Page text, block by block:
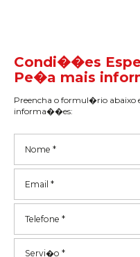
Condi��es
Pe�a mais
Preencha o formul�rio abaixo
informa��es: